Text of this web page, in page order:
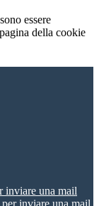
essere
della cookie
inviare una mail
inviare una mail